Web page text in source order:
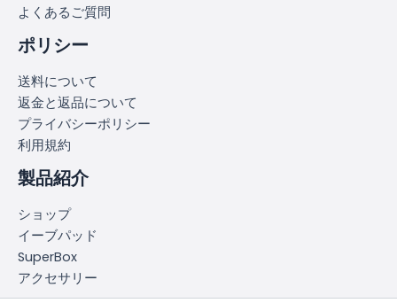
よくあるご質問
ポリシー
送料について
返金と返品について
プライバシーポリシー
利用規約
製品紹介
ショップ
イーブパッド
SuperBox
アクセサリー